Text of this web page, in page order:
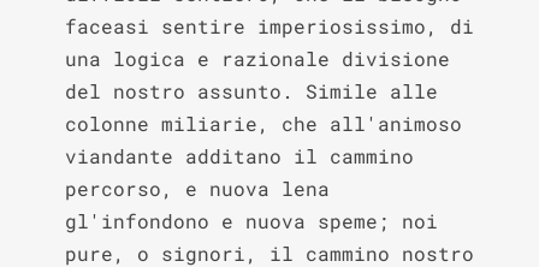
faceasi sentire imperiosissimo, di
una logica e razionale divisione
del nostro assunto. Simile alle
colonne miliarie, che all'animoso
viandante additano il cammino
percorso, e nuova lena
gl'infondono e nuova speme; noi
pure, o signori, il cammino nostro